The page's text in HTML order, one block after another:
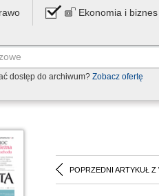
Ekonomia i biznes
dostęp do archiwum? Zobacz ofertę
POPRZEDNI ARTYKUŁ Z